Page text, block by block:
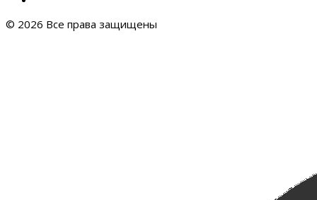
© 2026 Все права защищены